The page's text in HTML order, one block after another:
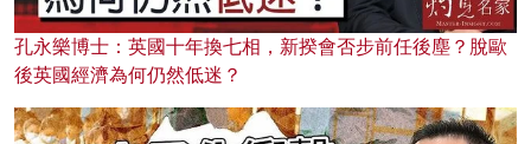
孔永樂博士：英國十年換七相，新揆會否步前任後塵？脫歐
後英國經濟為何仍然低迷？